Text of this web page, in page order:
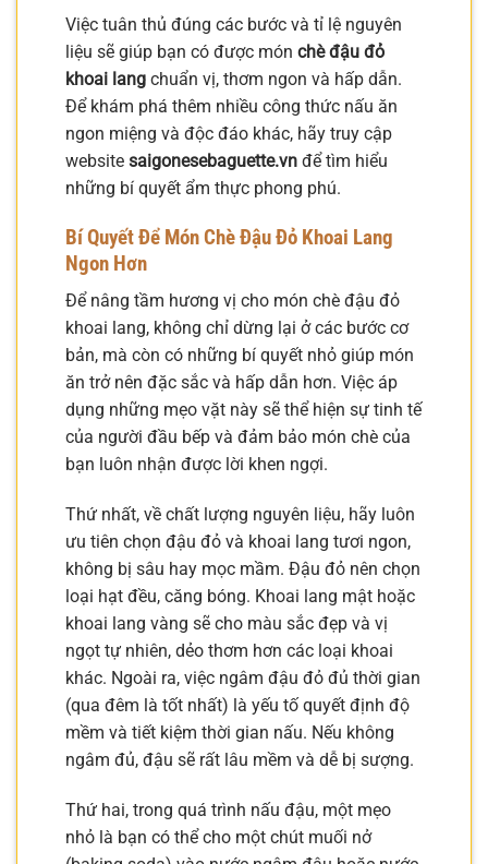
Việc tuân thủ đúng các bước và tỉ lệ nguyên
liệu sẽ giúp bạn có được món chè đậu đỏ
khoai lang chuẩn vị, thơm ngon và hấp dẫn.
Để khám phá thêm nhiều công thức nấu ăn
ngon miệng và độc đáo khác, hãy truy cập
website saigonesebaguette.vn để tìm hiểu
những bí quyết ẩm thực phong phú.
Bí Quyết Để Món Chè Đậu Đỏ Khoai Lang
Ngon Hơn
Để nâng tầm hương vị cho món chè đậu đỏ
khoai lang, không chỉ dừng lại ở các bước cơ
bản, mà còn có những bí quyết nhỏ giúp món
ăn trở nên đặc sắc và hấp dẫn hơn. Việc áp
dụng những mẹo vặt này sẽ thể hiện sự tinh tế
của người đầu bếp và đảm bảo món chè của
bạn luôn nhận được lời khen ngợi.
Thứ nhất, về chất lượng nguyên liệu, hãy luôn
ưu tiên chọn đậu đỏ và khoai lang tươi ngon,
không bị sâu hay mọc mầm. Đậu đỏ nên chọn
loại hạt đều, căng bóng. Khoai lang mật hoặc
khoai lang vàng sẽ cho màu sắc đẹp và vị
ngọt tự nhiên, dẻo thơm hơn các loại khoai
khác. Ngoài ra, việc ngâm đậu đỏ đủ thời gian
(qua đêm là tốt nhất) là yếu tố quyết định độ
mềm và tiết kiệm thời gian nấu. Nếu không
ngâm đủ, đậu sẽ rất lâu mềm và dễ bị sượng.
Thứ hai, trong quá trình nấu đậu, một mẹo
nhỏ là bạn có thể cho một chút muối nở